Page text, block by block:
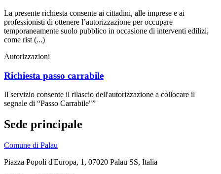
La presente richiesta consente ai cittadini, alle imprese e ai
professionisti di ottenere l’autorizzazione per occupare
temporaneamente suolo pubblico in occasione di interventi edilizi,
come rist (...)
Autorizzazioni
Richiesta passo carrabile
Il servizio consente il rilascio dell'autorizzazione a collocare il
segnale di “Passo Carrabile"”
Sede principale
Comune di Palau
Piazza Popoli d'Europa, 1, 07020 Palau SS, Italia